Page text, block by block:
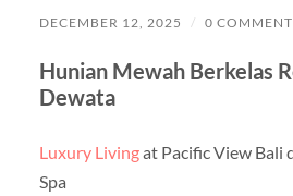
DECEMBER 12, 2025 / 0
Hunian Mewah Berkelas
Dewata
Luxury Livingat Pacific View Bali
Spa